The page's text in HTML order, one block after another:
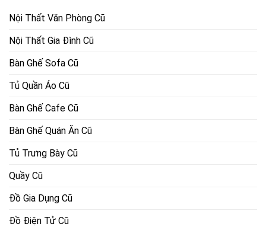
Nội Thất Văn Phòng Cũ
Nội Thất Gia Đình Cũ
Bàn Ghế Sofa Cũ
Tủ Quần Áo Cũ
Bàn Ghế Cafe Cũ
Bàn Ghế Quán Ăn Cũ
Tủ Trưng Bày Cũ
Quầy Cũ
Đồ Gia Dụng Cũ
Đồ Điện Tử Cũ